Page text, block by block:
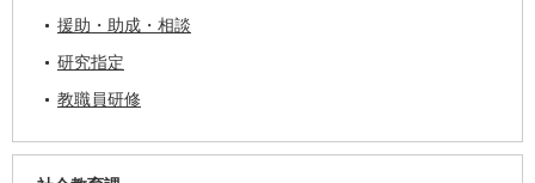
援助・助成・相談
研究指定
教職員研修